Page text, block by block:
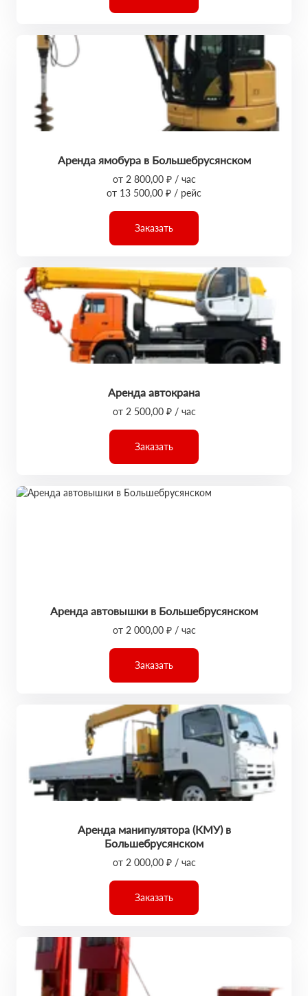
Аренда ямобура в Большебрусянском
от 2 800,00 ₽ / час
от 13 500,00 ₽ / рейс
Заказать
Аренда автокрана
от 2 500,00 ₽ / час
Заказать
Аренда автовышки в Большебрусянском
от 2 000,00 ₽ / час
Заказать
Аренда манипулятора (КМУ) в
Большебрусянском
от 2 000,00 ₽ / час
Заказать